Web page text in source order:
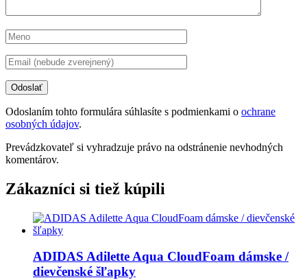
Odoslaním tohto formulára súhlasíte s podmienkami o ochrane
osobných údajov.
Prevádzkovateľ si vyhradzuje právo na odstránenie nevhodných
komentárov.
Zákazníci si tiež kúpili
ADIDAS Adilette Aqua CloudFoam dámske /
dievčenské šľapky